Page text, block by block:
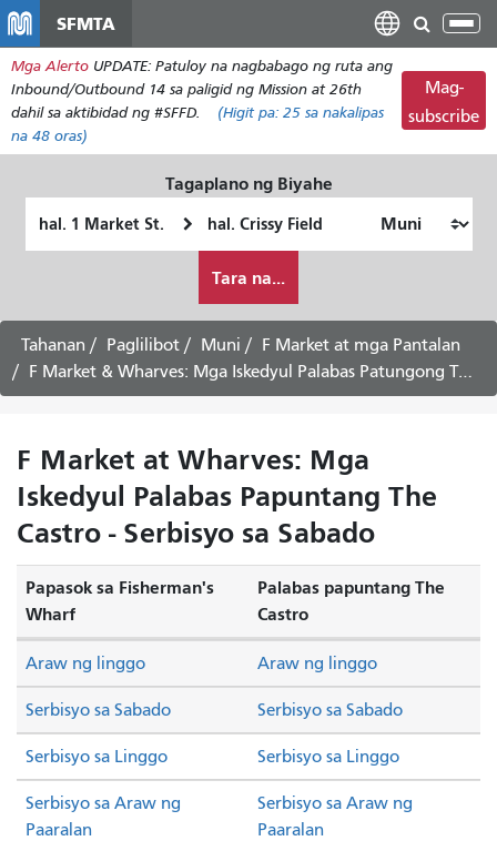
pangunahing
nilalaman
SFMTA
I-
ang
Mga Alerto UPDATE: Patuloy na nagbabago ng ruta ang
Inbound/Outbound 14 sa paligid ng Mission at 26th
dahil sa aktibidad ng #SFFD.
(Higit pa: 25 sa nakalipas
na 48 oras)
Mag-
subscribe
Tagaplano ng Biyahe
ko
gustong
maglakbay
Tara na...
Tahanan Paglilibot Muni
F Market at mga Pantalan
F Market & Wharves: Mga Iskedyul Palabas Patungong The Castro - Agosto 6, 2026
F Market at Wharves: Mga
Iskedyul Palabas Papuntang The
Castro - Serbisyo sa Sabado
Papasok sa Fisherman's
Wharf
Palabas papuntang The
Castro
Serbisyo sa Sabado Serbisyo sa Sabado
Serbisyo sa Linggo Serbisyo sa Linggo
Araw ng linggo Araw ng linggo
Serbisyo sa Araw ng
Paaralan
Serbisyo sa Araw ng
Paaralan